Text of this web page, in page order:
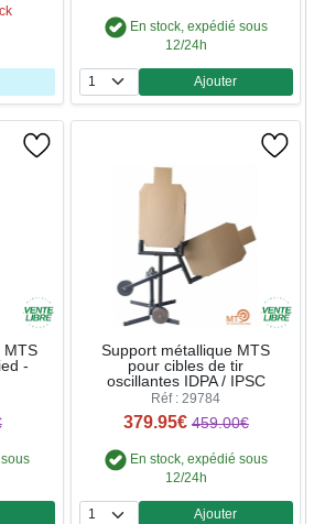
En stock, expédié sous
12/24h
Quantité
Ajouter
MTS
-
Support métallique MTS
pour cibles de tir
oscillantes IDPA / IPSC
Réf : 29784
379.95€ 459.00€
En stock, expédié sous
12/24h
Ajouter